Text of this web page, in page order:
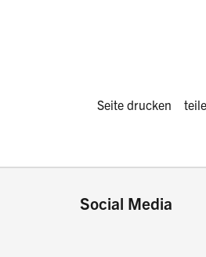
Diese
Seite drucken
Social Media